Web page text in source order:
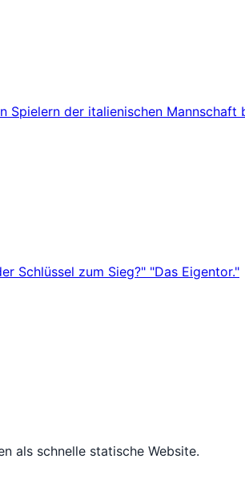
Spielern der italienischen
Schlüssel zum Sieg?" "Das Eigentor."
als schnelle statische Website.